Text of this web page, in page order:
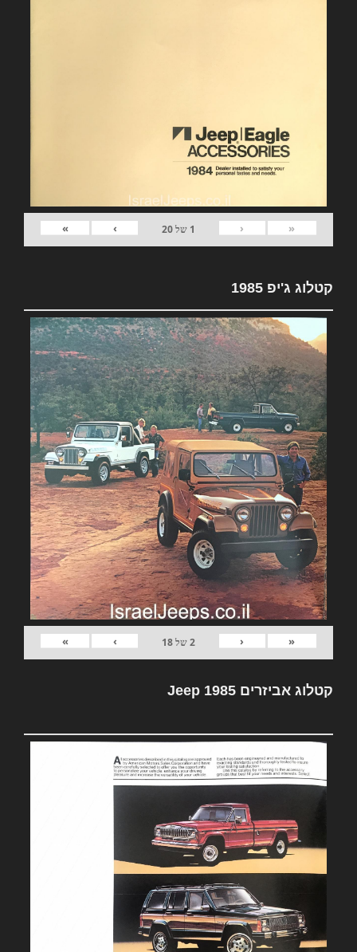
«
‹
1 של20
›
»
קטלוג ג'יפ 1985
«
‹
2של18
›
»
קטלוג אביזרים Jeep 1985